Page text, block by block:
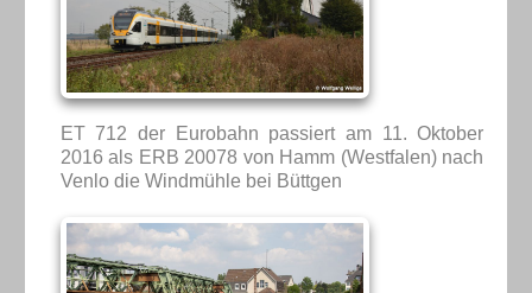
ET 712 der Eurobahn passiert am 11. Oktober
2016 als ERB 20078 von Hamm (Westfalen) nach
Venlo die Windmühle bei Büttgen